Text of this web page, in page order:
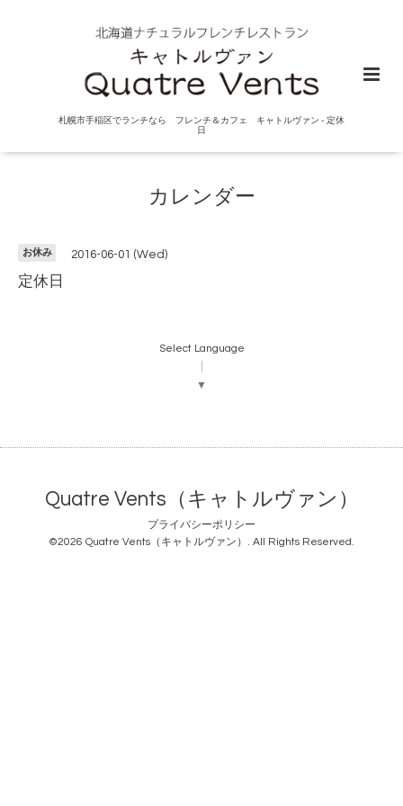
札幌市手稲区でランチなら フレンチ＆カフェ キャトルヴァン - 定休
日
カレンダー
お休み 2016-06-01 (Wed)
定休日
Select Language
▼
Quatre Vents（キャトルヴァン）
プライバシーポリシー
©2026 Quatre Vents（キャトルヴァン） . All Rights Reserved.